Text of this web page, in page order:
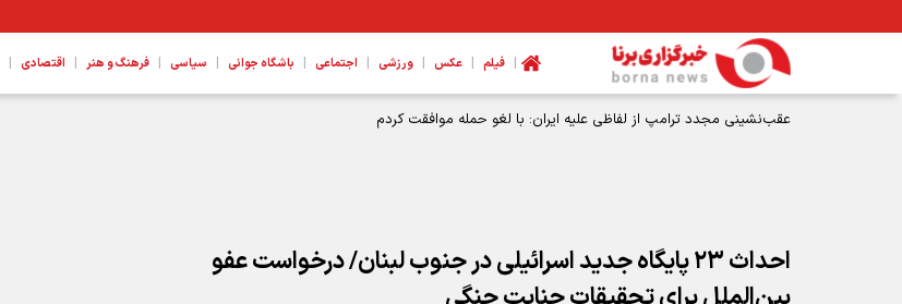
| فیلم | عکس | ورزشی | اجتماعی | باشگاه جوانی | سیاسی | فرهنگ و هنر | اقتصادی |
عقب‌نشینی مجدد ترامپ از لفاظی علیه ایران: با لغو حمله موافقت کردم
احداث ۲۳ پایگاه جدید اسرائیلی در جنوب لبنان/ درخواست عفو